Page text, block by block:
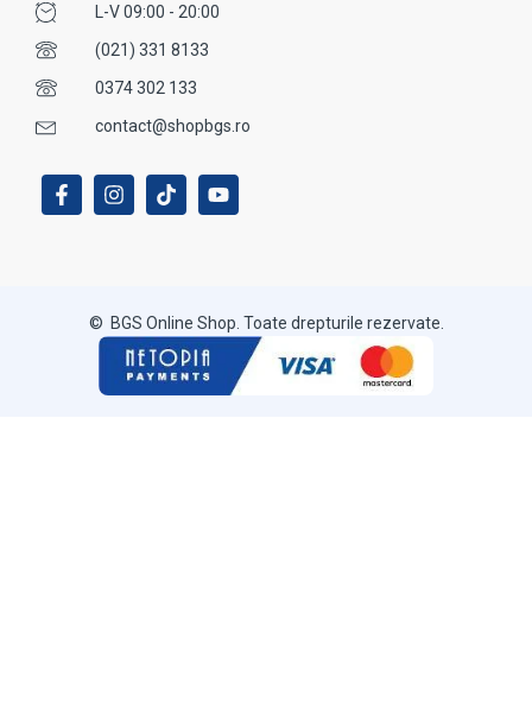
L-V 09:00 - 20:00
(021) 331 8133
0374 302 133
contact@shopbgs.ro
© BGS Online Shop. Toate drepturile rezervate.